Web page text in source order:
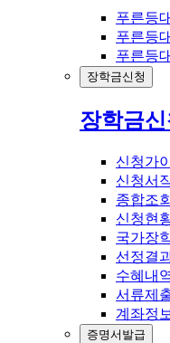
푸른등
푸른등
푸른등
장학금신청
장학금신
신청가
신청서
종합조회
신청현
국가장
선정결
수혜내
서류제
계좌정
증명서발급